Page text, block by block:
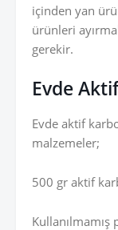
içinden yan
ürünleri
gerekir.
Evde
Evde aktif
malzemeler;
500 gr aktif
Kullanılmamış